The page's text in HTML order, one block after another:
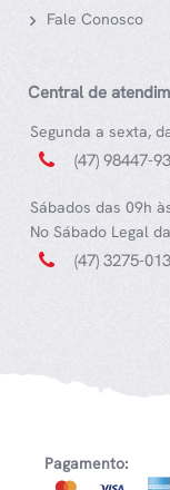
Fale Conosco
Central de
Segunda a sexta,
(47) 98447-
Sábados das 09h
No Sábado Legal
(47) 3275-
Pagamento: